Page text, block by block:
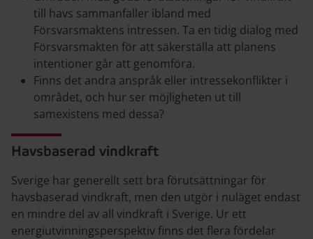
till havs sammanfaller ibland med
Försvarsmaktens intressen. Ta en tidig dialog med
Försvarsmakten för att säkerställa att planens
intentioner går att genomföra.
Finns det andra anspråk eller intressekonflikter i
området, och hur ser möjligheten ut till
samexistens med dessa?
Havsbaserad vindkraft
Sverige har generellt sett bra förutsättningar för
havsbaserad vindkraft, men den utgör i nuläget endast
en mindre del av all vindkraft i Sverige. Ur ett
energiutvinningsperspektiv finns det flera fördelar